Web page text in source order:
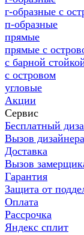
г-образные с
п-образные
прямые
прямые с
с барной
с островом
угловые
Акции
Сервис
Бесплатный
Вызов дизайнера
Доставка
Вызов
Гарантия
Защита от
Оплата
Рассрочка
Яндекс сплит